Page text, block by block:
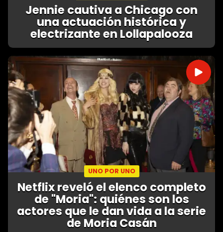
Jennie cautiva a Chicago con
una actuación histórica y
electrizante en Lollapalooza
UNO POR UNO
Netflix reveló el elenco completo
de "Moria": quiénes son los
actores que le dan vida a la serie
de Moria Casán